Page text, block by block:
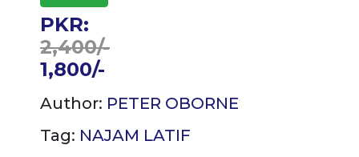
PKR:
2,400/-
1,800/-
Author: PETER OBORNE
Tag: NAJAM LATIF